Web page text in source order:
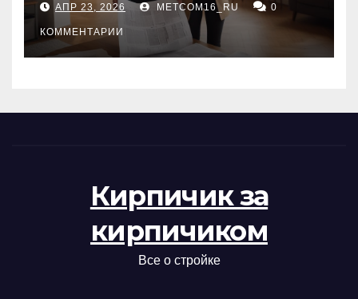
проверка документов
АПР 23, 2026 METCOM16_RU 0
КОММЕНТАРИИ
Кирпичик за
кирпичиком
Все о стройке